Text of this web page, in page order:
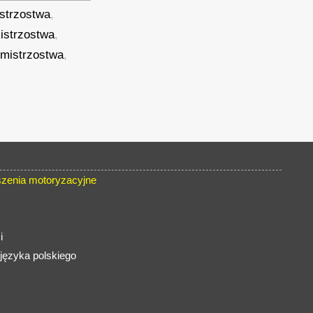
,
,
,
motoryzacyjne
polskiego